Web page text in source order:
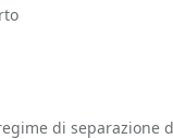
di separazione